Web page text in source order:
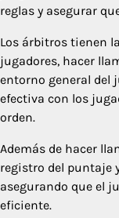
reglas y asegurar
Los árbitros tienen
jugadores, hacer
entorno general del
efectiva con los
orden.
Además de hacer
registro del puntaje
asegurando que el
eficiente.